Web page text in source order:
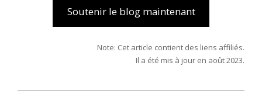
Soutenir le blog maintenant
Note: Cet article contient des liens affiliés.
Il a été mis à jour en août 2023.